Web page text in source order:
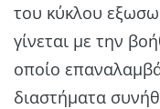
του κύκλου
γίνεται με την
οποίο
διαστήματα